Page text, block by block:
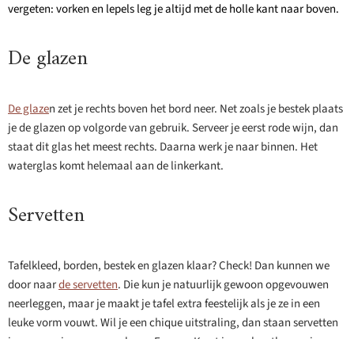
vergeten: vorken en lepels leg je altijd met de holle kant naar boven.
De glazen
De glazen zet je rechts boven het bord neer. Net zoals je bestek plaats
je de glazen op volgorde van gebruik. Serveer je eerst rode wijn, dan
staat dit glas het meest rechts. Daarna werk je naar binnen. Het
waterglas komt helemaal aan de linkerkant.
Servetten
Tafelkleed, borden, bestek en glazen klaar? Check! Dan kunnen we
door naarde servetten. Die kun je natuurlijk gewoon opgevouwen
neerleggen, maar je maakt je tafel extra feestelijk als je ze in een
leuke vorm vouwt. Wil je een chique uitstraling, dan staan servetten